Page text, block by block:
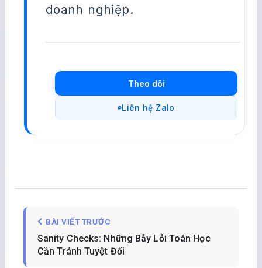
doanh nghiệp.
Theo dõi
Liên hệ Zalo
BÀI VIẾT TRƯỚC
Sanity Checks: Những Bẫy Lỗi Toán Học
Cần Tránh Tuyệt Đối